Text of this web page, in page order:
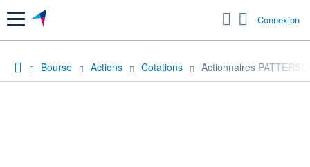
Menu Connexion
Bourse Actions Cotations Actionnaires